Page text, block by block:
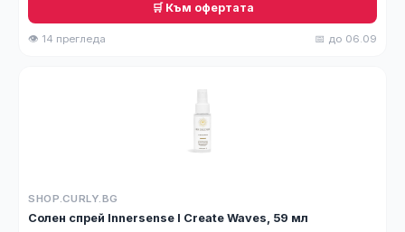
🛒 Към офертата
👁 14 прегледа 📅 до 06.09
SHOP.CURLY.BG
Солен спрей Innersense I Create Waves, 59 мл